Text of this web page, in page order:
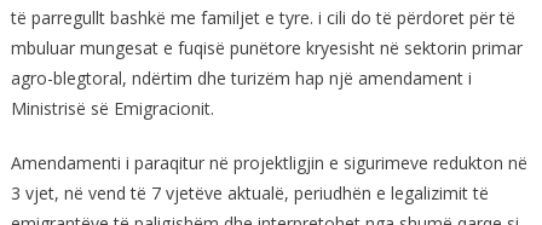
të parregullt bashkë me familjet e tyre. i cili do të përdoret për të
mbuluar mungesat e fuqisë punëtore kryesisht në sektorin primar
agro-blegtoral, ndërtim dhe turizëm hap një amendament i
Ministrisë së Emigracionit.
Amendamenti i paraqitur në projektligjin e sigurimeve redukton në
3 vjet, në vend të 7 vjetëve aktualë, periudhën e legalizimit të